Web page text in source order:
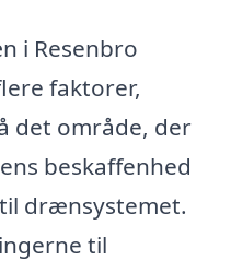
i Resenbro
faktorer,
det område, der
beskaffenhed
drænsystemet.
til